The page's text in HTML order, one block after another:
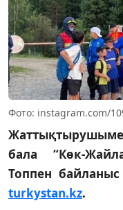
Фото: instagram.com/
бала “Көк-
Топпен
turkystan.kz.